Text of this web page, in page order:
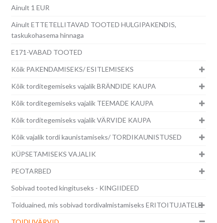
Ainult 1 EUR
Ainult ETTETELLITAVAD TOOTED HULGIPAKENDIS,
taskukohasema hinnaga
E171-VABAD TOOTED
Kõik PAKENDAMISEKS/ ESITLEMISEKS
Kõik torditegemiseks vajalik BRÄNDIDE KAUPA
Kõik torditegemiseks vajalik TEEMADE KAUPA
Kõik torditegemiseks vajalik VÄRVIDE KAUPA
Kõik vajalik tordi kaunistamiseks/ TORDIKAUNISTUSED
KÜPSETAMISEKS VAJALIK
PEOTARBED
Sobivad tooted kingituseks - KINGIIDEED
Toiduained, mis sobivad tordivalmistamiseks ERITOITUJATELE